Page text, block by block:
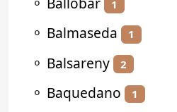
1
⚬ Balmaseda 1
⚬ Balsareny 2
⚬ Baquedano 1